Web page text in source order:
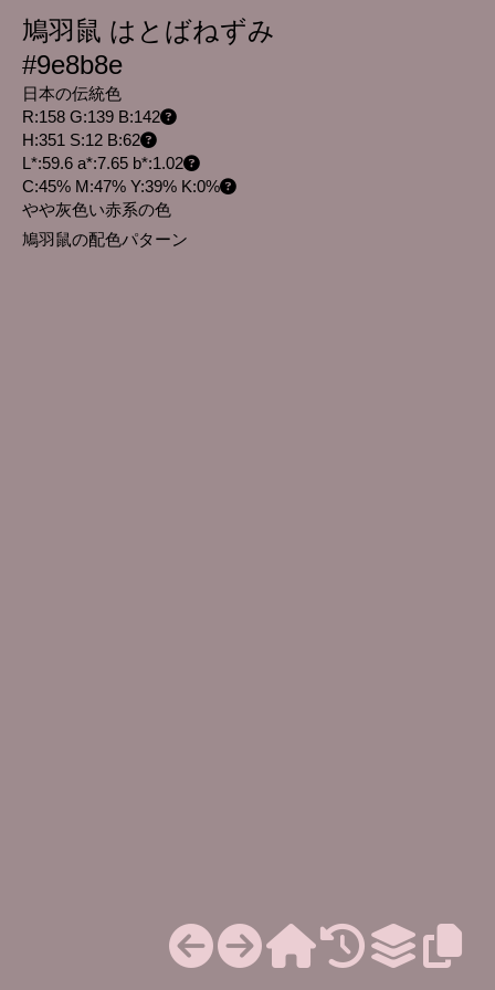
鳩羽鼠 はとばねずみ
#9e8b8e
日本の伝統色
R:158 G:139 B:142
H:351 S:12 B:62
L*:59.6 a*:7.65 b*:1.02
C:45% M:47% Y:39% K:0%
やや灰色い赤系の色
鳩羽鼠の配色パターン